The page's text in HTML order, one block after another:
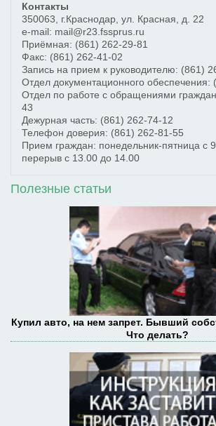
Контакты
350063
г.Краснодар ул. Красная, д. 22
e-mail: mail@r23.fssprus.ru
Приёмная: (861) 262-29-81
Факс: (861) 262-41-02
Запись на прием к руководителю: (861)
Отдел документационного обеспечения:
Отдел по работе с обращениями
43
Дежурная часть: (861) 262-74-12
Телефон доверия: (861) 262-81-55
Прием граждан: понедельник-пятница с
перерыв с 13.00 до 14.00
Полезные статьи
Купил авто, на нем запрет. Бывший
Что делать?